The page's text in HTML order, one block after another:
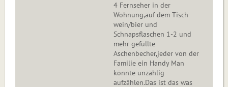
4 Fernseher in der
Wohnung,auf dem Tisch
wein/bier und
Schnapsflaschen 1-2 und
mehr gefüllte
Aschenbecher,jeder von der
Familie ein Handy Man
könnte unzählig
aufzählen.Das ist das was